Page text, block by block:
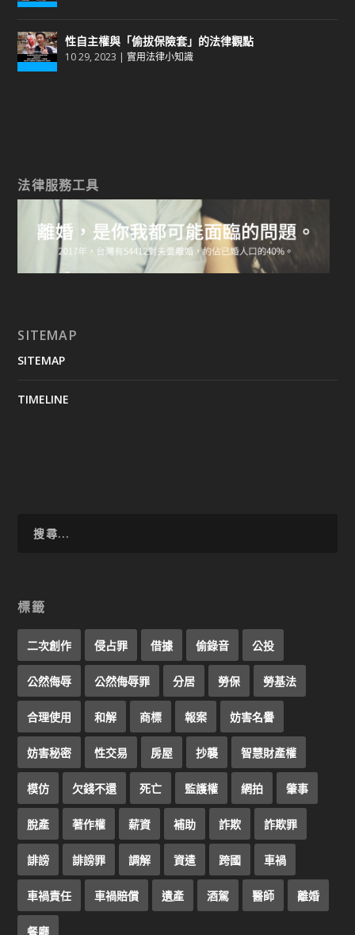
性自主權與「偷拔保險套」的法律觀點
10 29, 2023 |實用法律小知識
法律服務工具
SITEMAP
SITEMAP
TIMELINE
標籤
二次創作 侵占罪 借據 偷錄音 公投
公然侮辱 公然侮辱罪 分居 勞保 勞基法
合理使用 和解 商標 報案 妨害名譽
妨害秘密 性交易 房屋 抄襲 智慧財產權
模仿 欠錢不還 死亡 監護權 網拍 肇事
脫產 著作權 薪資 補助 詐欺 詐欺罪
誹謗 誹謗罪 調解 資遣 跨國 車禍
車禍責任 車禍賠償 遺產 酒駕 醫師 離婚
餐廳